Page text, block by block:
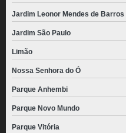
Jardim Leonor Mendes de Barros
Jardim São Paulo
Limão
Nossa Senhora do Ó
Parque Anhembi
Parque Novo Mundo
Parque Vitória